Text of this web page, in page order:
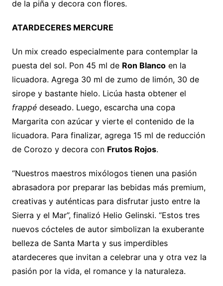
de la piña y decora con flores.
ATARDECERES MERCURE
Un mix creado especialmente para contemplar la
puesta del sol. Pon 45 ml de Ron Blancoen la
licuadora. Agrega 30 ml de zumo de limón, 30 de
sirope y bastante hielo. Licúa hasta obtener el
frappédeseado. Luego, escarcha una copa
Margarita con azúcar y vierte el contenido de la
licuadora. Para finalizar, agrega 15 ml de reducción
de Corozo y decora con Frutos Rojos.
“Nuestros maestros mixólogos tienen una pasión
abrasadora por preparar las bebidas más premium,
creativas y auténticas para disfrutar justo entre la
Sierra y el Mar”, finalizó Helio Gelinski. “Estos tres
nuevos cócteles de autor simbolizan la exuberante
belleza de Santa Marta y sus imperdibles
atardeceres que invitan a celebrar una y otra vez la
pasión por la vida, el romance y la naturaleza.